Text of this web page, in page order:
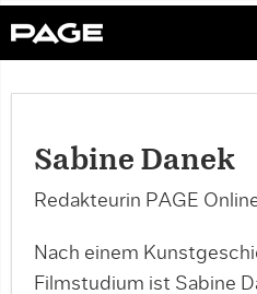
Sabine Danek
Redakteurin PAGE
Nach einem
Filmstudium ist Sabine